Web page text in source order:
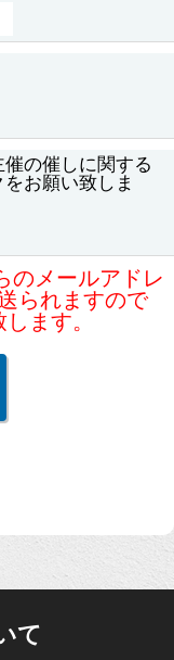
の催しに関する
お願い致しま
のメールアドレ
られますので
ます。
て